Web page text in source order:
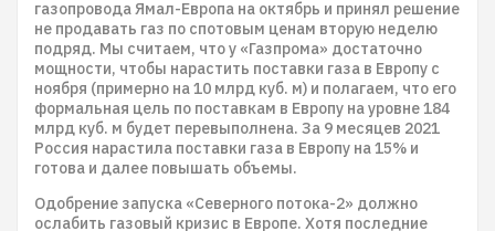
газопровода Ямал-Европа на октябрь и принял решение
не продавать газ по спотовым ценам вторую неделю
подряд. Мы считаем, что у «Газпрома» достаточно
мощности, чтобы нарастить поставки газа в Европу с
ноября (примерно на 10 млрд куб. м) и полагаем, что его
формальная цель по поставкам в Европу на уровне 184
млрд куб. м будет перевыполнена. За 9 месяцев 2021
Россия нарастила поставки газа в Европу на 15% и
готова и далее повышать объемы.
Одобрение запуска «Северного потока-2» должно
ослабить газовый кризис в Европе. Хотя последние